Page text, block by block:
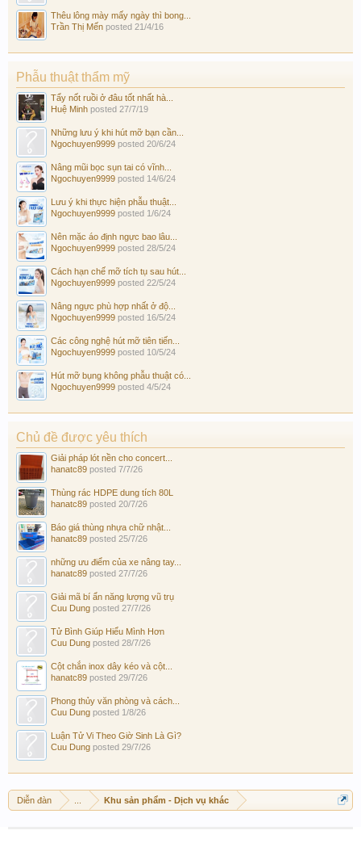
Thêu lông mày mấy ngày thì bong...
Trần Thị Mến posted 21/4/16
Phẫu thuật thẩm mỹ
Tẩy nốt ruồi ở đâu tốt nhất hà...
Huệ Minh posted 27/7/19
Những lưu ý khi hút mỡ bạn cần...
Ngochuyen9999 posted 20/6/24
Nâng mũi bọc sụn tai có vĩnh...
Ngochuyen9999 posted 14/6/24
Lưu ý khi thực hiện phẫu thuật...
Ngochuyen9999 posted 1/6/24
Nên mặc áo định ngực bao lâu...
Ngochuyen9999 posted 28/5/24
Cách hạn chế mỡ tích tụ sau hút...
Ngochuyen9999 posted 22/5/24
Nâng ngực phù hợp nhất ở độ...
Ngochuyen9999 posted 16/5/24
Các công nghệ hút mỡ tiên tiến...
Ngochuyen9999 posted 10/5/24
Hút mỡ bụng không phẫu thuật có...
Ngochuyen9999 posted 4/5/24
Chủ đề được yêu thích
Giải pháp lót nền cho concert...
hanatc89 posted 7/7/26
Thùng rác HDPE dung tích 80L
hanatc89 posted 20/7/26
Báo giá thùng nhựa chữ nhật...
hanatc89 posted 25/7/26
những ưu điểm của xe nâng tay...
hanatc89 posted 27/7/26
Giải mã bí ẩn năng lượng vũ trụ
Cuu Dung posted 27/7/26
Tử Bình Giúp Hiểu Mình Hơn
Cuu Dung posted 28/7/26
Cột chắn inox dây kéo và cột...
hanatc89 posted 29/7/26
Phong thủy văn phòng và cách...
Cuu Dung posted 1/8/26
Luận Tử Vi Theo Giờ Sinh Là Gì?
Cuu Dung posted 29/7/26
Diễn đàn Khu sản phẩm - Dịch vụ khác